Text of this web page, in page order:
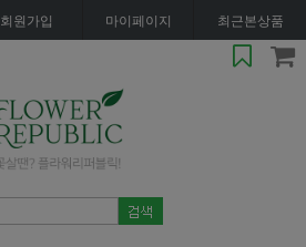
회원가입 마이페이지 최근본상품